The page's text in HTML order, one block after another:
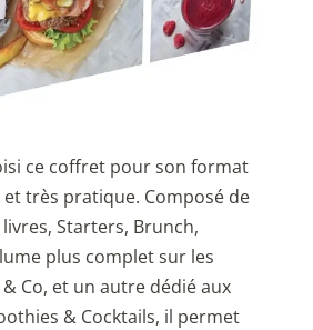
ce coffret pour son format
très pratique. Composé de
Starters, Brunch,
plus complet sur les
Co, et un autre dédié aux
& Cocktails, il permet